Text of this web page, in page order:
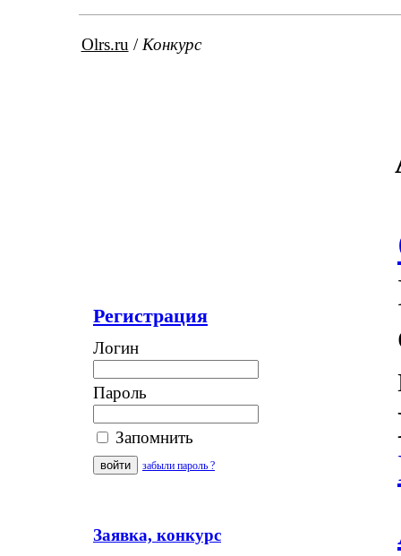
Olrs.ru / Конкурс
Регистрация
Логин
Пароль
Запомнить
забыли пароль ?
Заявка, конкурс